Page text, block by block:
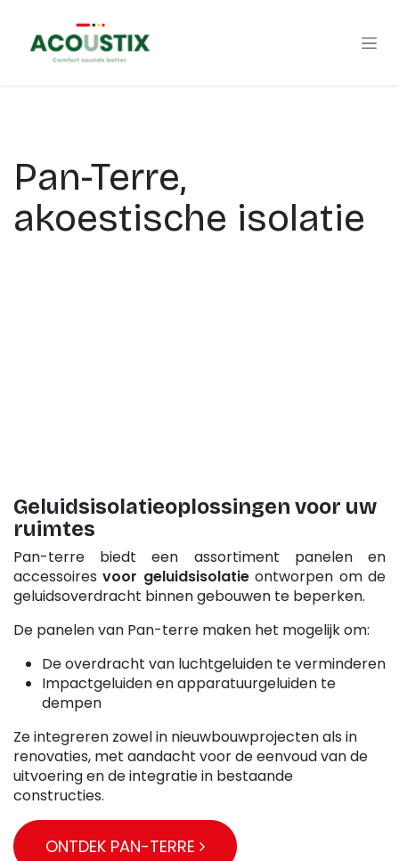
Pan-Terre,
akoestische isolatie
Geluidsisolatieoplossingen voor uw
ruimtes
Pan-terre biedt een assortiment panelen en
accessoiresvoor geluidsisolatieontworpen om de
geluidsoverdracht binnen gebouwen te beperken.
De panelen van Pan-terre maken het mogelijk om:
De overdracht van luchtgeluiden te verminderen
Impactgeluiden en apparatuurgeluiden te
dempen
Ze integreren zowel in nieuwbouwprojecten als in
renovaties, met aandacht voor de eenvoud van de
uitvoering en de integratie in bestaande
constructies.
ONTDEK PAN-TERRE